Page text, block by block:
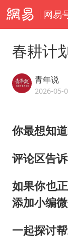
网易
春耕计
青年说
2026-05-
你最想知
评论区告
如果你也
添加小编
一起探讨